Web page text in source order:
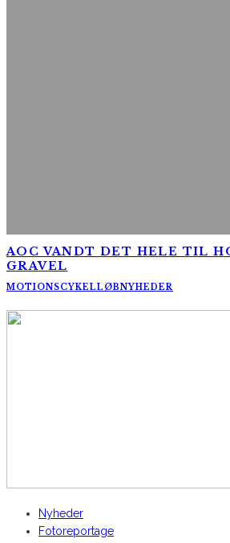
AOC VANDT DET HELE TIL
GRAVEL
MOTIONSCYKELLØBNYHEDER
Nyheder
Fotoreportage